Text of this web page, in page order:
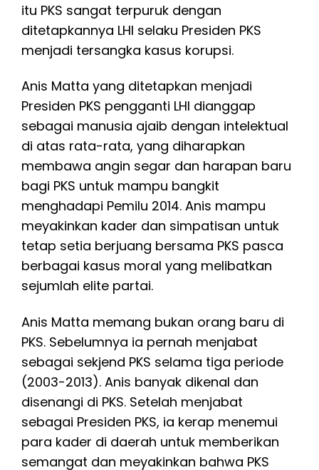
itu PKS sangat terpuruk dengan
ditetapkannya LHI selaku Presiden PKS
menjadi tersangka kasus korupsi.
Anis Matta yang ditetapkan menjadi
Presiden PKS pengganti LHI dianggap
sebagai manusia ajaib dengan intelektual
di atas rata-rata, yang diharapkan
membawa angin segar dan harapan baru
bagi PKS untuk mampu bangkit
menghadapi Pemilu 2014. Anis mampu
meyakinkan kader dan simpatisan untuk
tetap setia berjuang bersama PKS pasca
berbagai kasus moral yang melibatkan
sejumlah elite partai.
Anis Matta memang bukan orang baru di
PKS. Sebelumnya ia pernah menjabat
sebagai sekjend PKS selama tiga periode
(2003-2013). Anis banyak dikenal dan
disenangi di PKS. Setelah menjabat
sebagai Presiden PKS, ia kerap menemui
para kader di daerah untuk memberikan
semangat dan meyakinkan bahwa PKS